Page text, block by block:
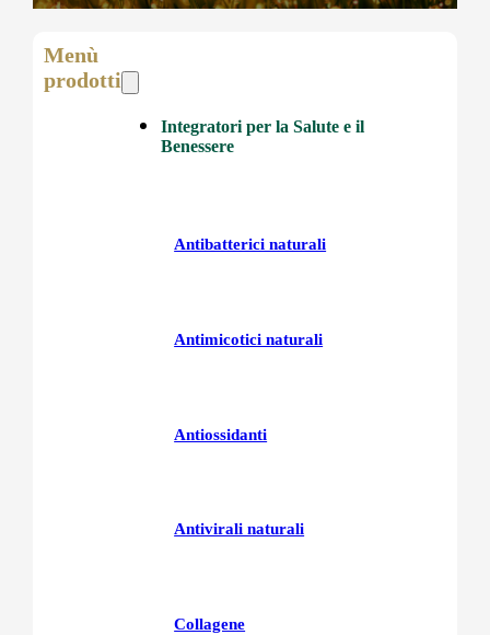
Menù
prodotti
Integratori per la Salute e il
Benessere
Antibatterici naturali
Antimicotici naturali
Antiossidanti
Antivirali naturali
Collagene